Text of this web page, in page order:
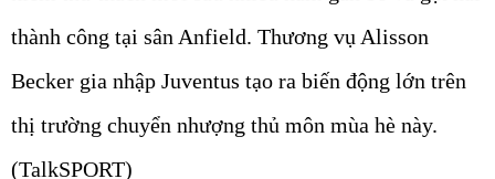
thành công tại sân Anfield. Thương vụ Alisson
Becker gia nhập Juventus tạo ra biến động lớn trên
thị trường chuyển nhượng thủ môn mùa hè này.
(TalkSPORT)